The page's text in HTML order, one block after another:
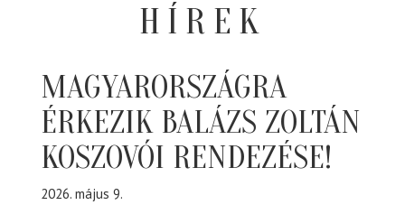
HÍREK
MAGYARORSZÁGRA
ÉRKEZIK BALÁZS ZOLTÁN
KOSZOVÓI RENDEZÉSE!
2026. május 9.